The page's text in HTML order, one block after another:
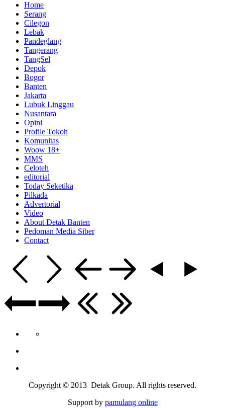
Home
Serang
Cilegon
Lebak
Pandeglang
Tangerang
TangSel
Depok
Bogor
Banten
Jakarta
Lubuk Linggau
Nusantara
Opini
Profile Tokoh
Komunitas
Woow 18+
MMS
Celoteh
editorial
Today Seketika
Pilkada
Advertorial
Video
About Detak Banten
Pedoman Media Siber
Contact
Copyright © 2013 Detak Group. All rights reserved.
Support by pamulang online